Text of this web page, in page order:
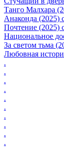
Танго Малхара
Анаконда (2025)
Почтение (2025)
Национальное
За светом тьма
Любовная
.
.
.
.
.
.
.
.
.
.